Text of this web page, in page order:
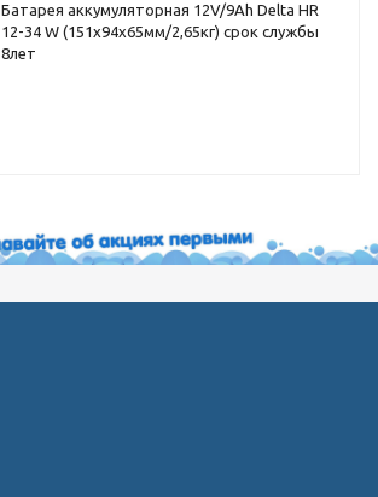
Батарея аккумуляторная 12V/9Ah Delta HR
12-34 W (151x94x65мм/2,65кг) срок службы
8лет